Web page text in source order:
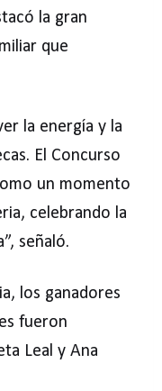
la gran
que
la energía y la
El Concurso
un momento
celebrando la
señaló.
los ganadores
fueron
Leal y Ana